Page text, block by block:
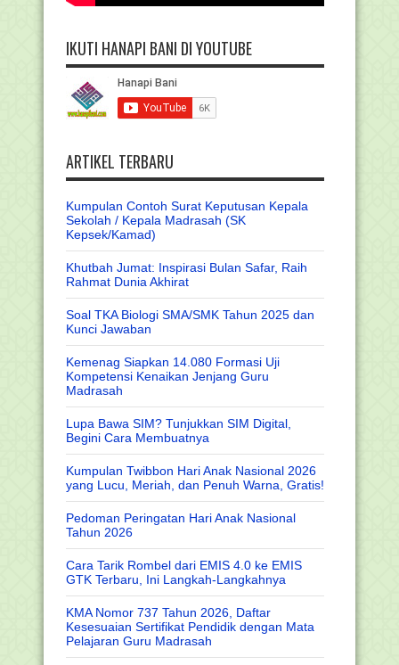
IKUTI HANAPI BANI DI YOUTUBE
ARTIKEL TERBARU
Kumpulan Contoh Surat Keputusan Kepala
Sekolah / Kepala Madrasah (SK
Kepsek/Kamad)
Khutbah Jumat: Inspirasi Bulan Safar, Raih
Rahmat Dunia Akhirat
Soal TKA Biologi SMA/SMK Tahun 2025 dan
Kunci Jawaban
Kemenag Siapkan 14.080 Formasi Uji
Kompetensi Kenaikan Jenjang Guru
Madrasah
Lupa Bawa SIM? Tunjukkan SIM Digital,
Begini Cara Membuatnya
Kumpulan Twibbon Hari Anak Nasional 2026
yang Lucu, Meriah, dan Penuh Warna, Gratis!
Pedoman Peringatan Hari Anak Nasional
Tahun 2026
Cara Tarik Rombel dari EMIS 4.0 ke EMIS
GTK Terbaru, Ini Langkah-Langkahnya
KMA Nomor 737 Tahun 2026, Daftar
Kesesuaian Sertifikat Pendidik dengan Mata
Pelajaran Guru Madrasah